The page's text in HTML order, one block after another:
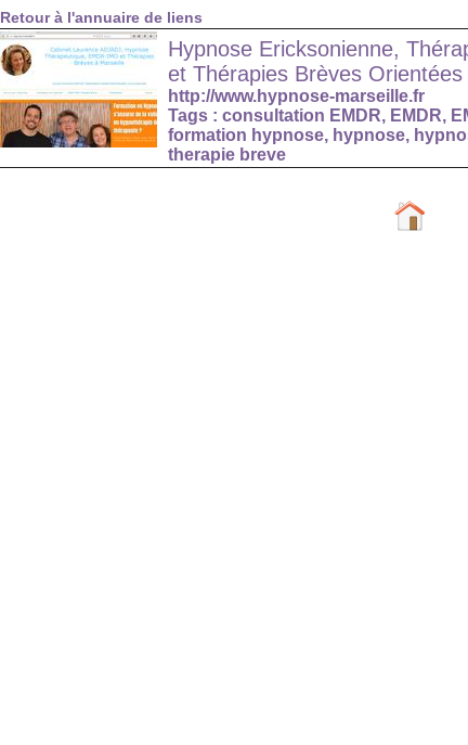
Retour à l'annuaire de liens
Hypnose Ericksonienne,
et Thérapies Brèves
http://www.hypnose-marseille.fr
Tags : consultation EMDR, EMDR,
formation hypnose, hypnose,
therapie breve